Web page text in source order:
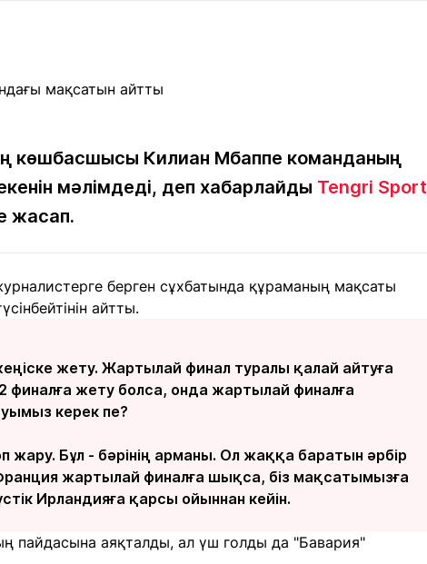
жобалар
Жарнама
Баспасөз
релиздері
Ашық түсті
көшбасшысы Килиан Мбаппе команданың
мәлімдеді, деп хабарлайды Tengri Sport
жасап.
берген сұхбатында құраманың мақсаты
айтты.
жету. Жартылай финал туралы қалай айтуға
финалға жету болса, онда жартылай финалға
керек пе?
Бұл - бәрінің арманы. Ол жаққа баратын әрбір
жартылай финалға шықса, біз мақсатымызға
Ирландияға қарсы ойыннан кейін.
пайдасына аяқталды, ал үш голды да "Бавария"